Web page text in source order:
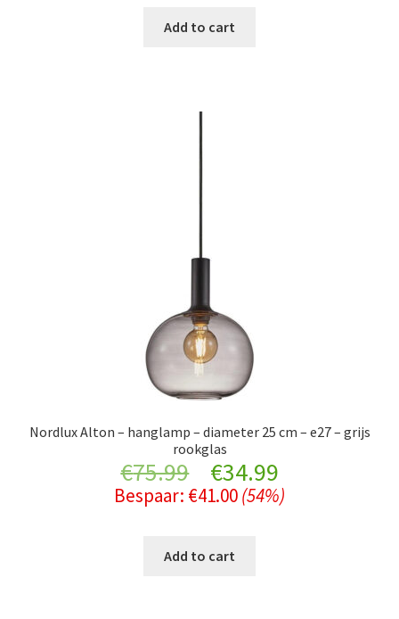
was:
Add to cart
Nordlux Alton – hanglamp – diameter 25 cm – e27 – grijs
rookglas
€75.99
Original
price
was:
€34.99Current
price
Bespaar: €41.00(54%)
Add to cart